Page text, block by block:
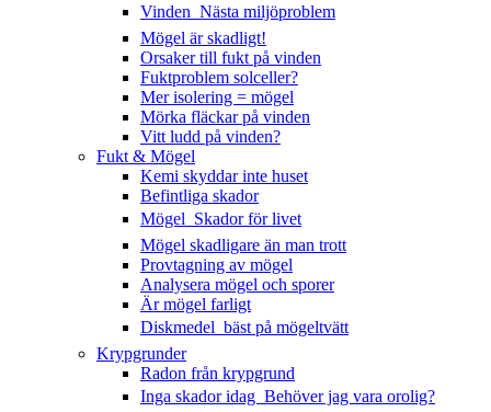
Vinden  Nästa miljöproblem
Mögel är skadligt!
Orsaker till fukt på vinden
Fuktproblem solceller?
Mer isolering = mögel
Mörka fläckar på vinden
Vitt ludd på vinden?
Fukt & Mögel
Kemi skyddar inte huset
Befintliga skador
Mögel  Skador för livet
Mögel skadligare än man trott
Provtagning av mögel
Analysera mögel och sporer
Är mögel farligt
Diskmedel  bäst på mögeltvätt
Krypgrunder
Radon från krypgrund
Inga skador idag  Behöver jag vara orolig?